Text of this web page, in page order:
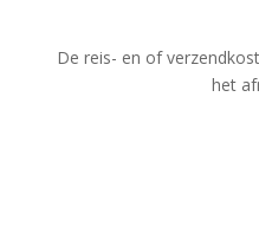
De reis- en of
het